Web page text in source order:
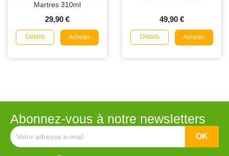
Martres 310ml
29,90 €
Détails Acheter
49,90 €
Détails Acheter
Abonnez-vous à notre newsletters